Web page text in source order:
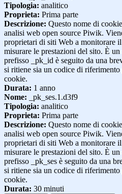
Tipologia: analitico
Proprieta: Prima parte
Descrizione: Questo nome di
analisi web open source Piwik.
proprietari di siti Web a monitorare
misurare le prestazioni del sito. È
prefisso _pk_id è seguito da una
si ritiene sia un codice di
cookie.
Durata: 1 anno
Nome: _pk_ses.1.d3f9
Tipologia: analitico
Proprieta: Prima parte
Descrizione: Questo nome di
analisi web open source Piwik.
proprietari di siti Web a monitorare
misurare le prestazioni del sito. È
prefisso _pk_ses è seguito da una
si ritiene sia un codice di
cookie.
Durata: 30 minuti